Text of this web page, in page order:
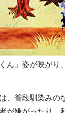
ん」姿が映がり
、普段馴染みの
が嫌がったり、